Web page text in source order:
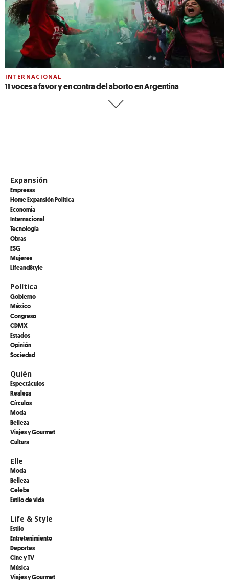
INTERNACIONAL
11 voces a favor y en contra del aborto en Argentina
Expansión
Empresas
Home Expansión Politica
Economía
Internacional
Tecnología
Obras
ESG
Mujeres
LifeandStyle
Política
Gobierno
México
Congreso
CDMX
Estados
Opinión
Sociedad
Quién
Espectáculos
Realeza
Círculos
Moda
Belleza
Viajes y Gourmet
Cultura
Elle
Moda
Belleza
Celebs
Estilo de vida
Life & Style
Estilo
Entretenimiento
Deportes
Cine y TV
Música
Viajes y Gourmet